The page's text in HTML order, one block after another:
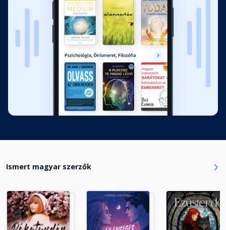
13. fejezet
Fejezet hossza: 00:07:54
14. fejezet
Fejezet hossza: 00:16:33
15. fejezet
Fejezet hossza: 00:15:42
17. fejezet
Fejezet hossza: 00:08:33
Ismert magyar szerzők